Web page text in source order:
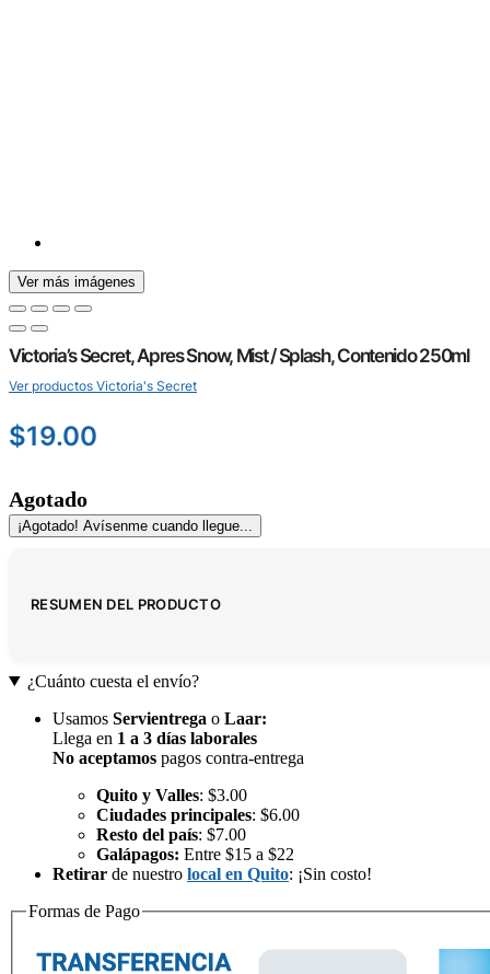
Ver más imágenes
Victoria’s Secret, Apres Snow, Mist / Splash, Contenido 250ml
Ver productos Victoria's Secret
$19.00
Agotado
¡Agotado! Avísenme cuando llegue...
RESUMEN DEL PRODUCTO
¿Cuánto cuesta el envío?
Usamos Servientrega o Laar:
Llega en 1 a 3 días laborales
No aceptamos pagos contra-entrega
Quito y Valles: $3.00
Ciudades principales: $6.00
Resto del país: $7.00
Galápagos: Entre $15 a $22
Retirar de nuestro local en Quito: ¡Sin costo!
Formas de Pago